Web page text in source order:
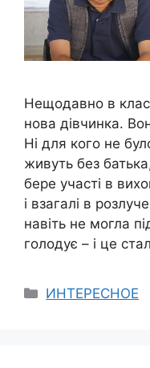
Нещодавно в
нова дівчинка.
Ні для кого не
живуть без
бере участі в
і взагалі в
навіть не могла
голодує – і це
Categories
ИНТЕРЕСНОЕ